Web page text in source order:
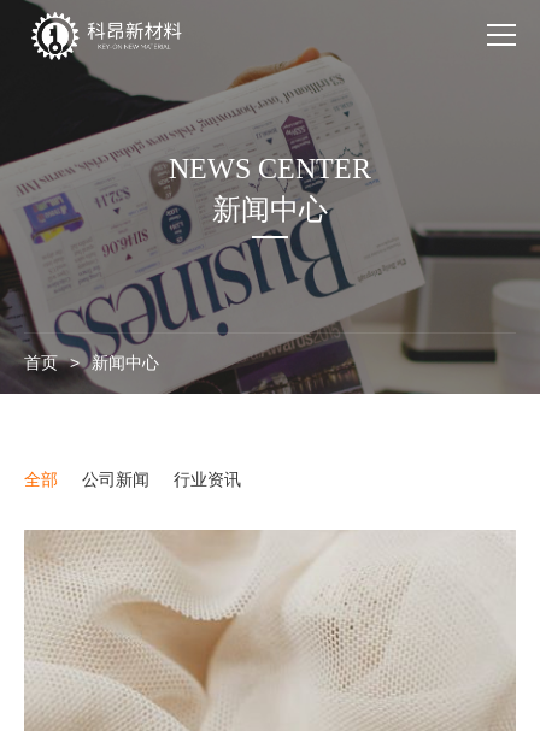
应用领域
走进科昂
新闻中心
联系我们
NEWS CENTER
新闻中心
首页 > 新闻中心
全部 公司新闻 行业资讯